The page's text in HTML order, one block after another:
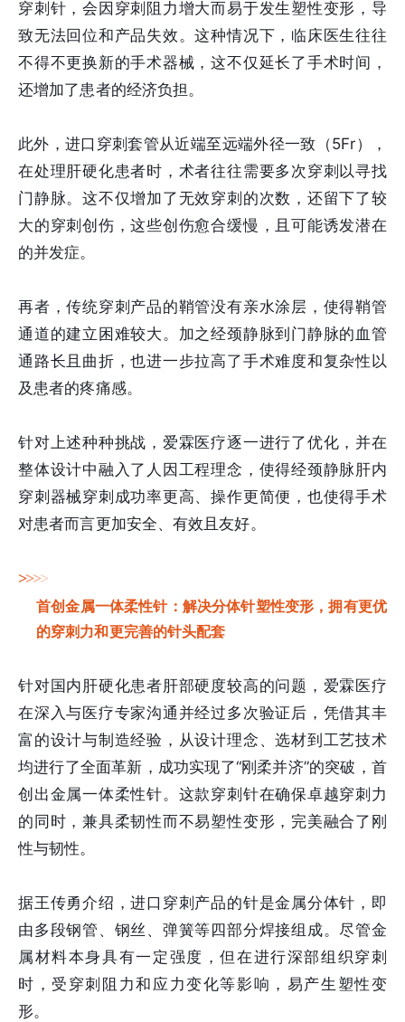
穿刺针，会因穿刺阻力增大而易于发生塑性变形，导
致无法回位和产品失效。这种情况下，临床医生往往
不得不更换新的手术器械，这不仅延长了手术时间，
还增加了患者的经济负担。
此外，进口穿刺套管从近端至远端外径一致（5Fr），
在处理肝硬化患者时，术者往往需要多次穿刺以寻找
门静脉。这不仅增加了无效穿刺的次数，还留下了较
大的穿刺创伤，这些创伤愈合缓慢，且可能诱发潜在
的并发症。
再者，传统穿刺产品的鞘管没有亲水涂层，使得鞘管
通道的建立困难较大。加之经颈静脉到门静脉的血管
通路长且曲折，也进一步拉高了手术难度和复杂性以
及患者的疼痛感。
针对上述种种挑战，爱霖医疗逐一进行了优化，并在
整体设计中融入了人因工程理念，使得经颈静脉肝内
穿刺器械穿刺成功率更高、操作更简便，也使得手术
对患者而言更加安全、有效且友好。
>>>>
首创金属一体柔性针：解决分体针塑性变形，拥有更优
的穿刺力和更完善的针头配套
针对国内肝硬化患者肝部硬度较高的问题，爱霖医疗
在深入与医疗专家沟通并经过多次验证后，凭借其丰
富的设计与制造经验，从设计理念、选材到工艺技术
均进行了全面革新，成功实现了“刚柔并济”的突破，首
创出金属一体柔性针。这款穿刺针在确保卓越穿刺力
的同时，兼具柔韧性而不易塑性变形，完美融合了刚
性与韧性。
据王传勇介绍，进口穿刺产品的针是金属分体针，即
由多段钢管、钢丝、弹簧等四部分焊接组成。尽管金
属材料本身具有一定强度，但在进行深部组织穿刺
时，受穿刺阻力和应力变化等影响，易产生塑性变
形。